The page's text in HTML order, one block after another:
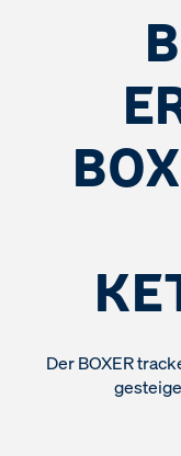
Der BOXER